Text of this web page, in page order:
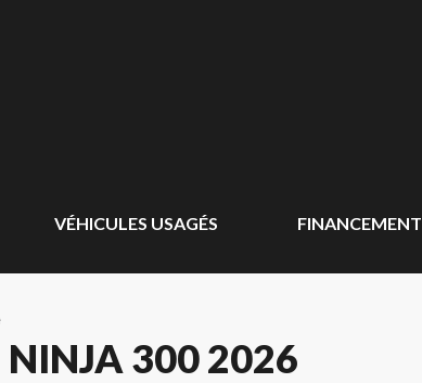
VÉHICULES USAGÉS FINANCEMENT
300 2026